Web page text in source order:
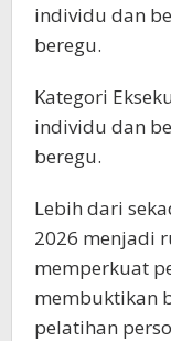
individu dan
beregu.
Kategori
individu dan
beregu.
Lebih dari
2026 menjadi
memperkuat
membuktikan
pelatihan